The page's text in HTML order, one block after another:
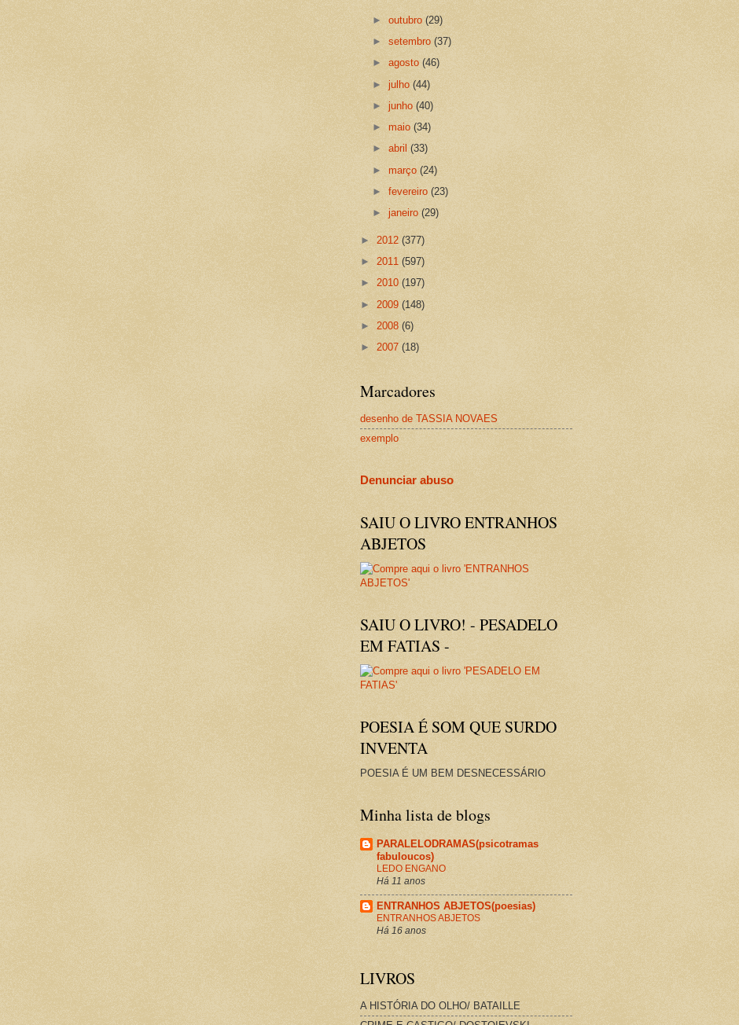
►outubro(29)
►setembro(37)
►agosto(46)
► julho(44)
► junho(40)
►maio(34)
►abril(33)
► março(24)
►fevereiro(23)
►janeiro(29)
► 2012 (377)
► 2011 (597)
► 2010 (197)
► 2009 (148)
► 2008 (6)
► 2007 (18)
Marcadores
desenho de TASSIA NOVAES
exemplo
Denunciar abuso
SAIU O LIVRO ENTRANHOS
ABJETOS
SAIU O LIVRO! - PESADELO
EM FATIAS -
POESIA É SOM QUE SURDO
INVENTA
POESIA É UM BEM DESNECESSÁRIO
Minha lista de blogs
PARALELODRAMAS(psicotramas
fabuloucos)
LEDO ENGANO
Há 11 anos
ENTRANHOS ABJETOS(poesias)
ENTRANHOS ABJETOS
Há 16 anos
LIVROS
A HISTÓRIA DO OLHO/ BATAILLE